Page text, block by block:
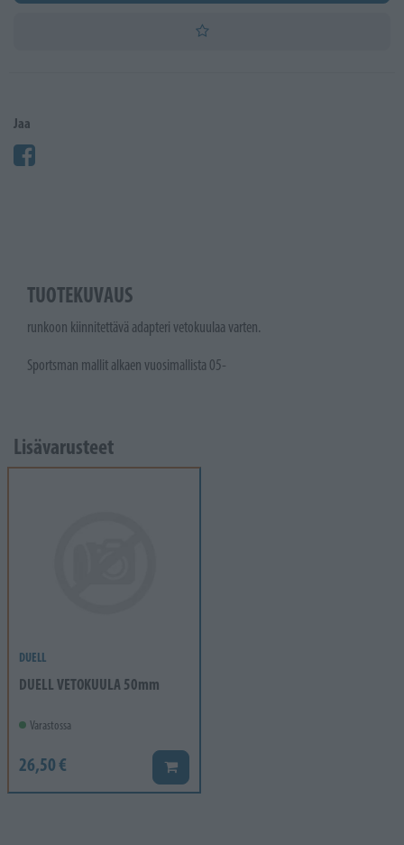
Jaa
TUOTEKUVAUS
runkoon kiinnitettävä adapteri vetokuulaa varten.
Sportsman mallit alkaen vuosimallista 05-
Lisävarusteet
DUELL
DUELL VETOKUULA 50mm
Varastossa
26,50 € Lisää koriin